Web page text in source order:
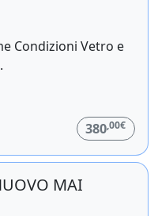
Condizioni Vetro e
380,00€
MAI